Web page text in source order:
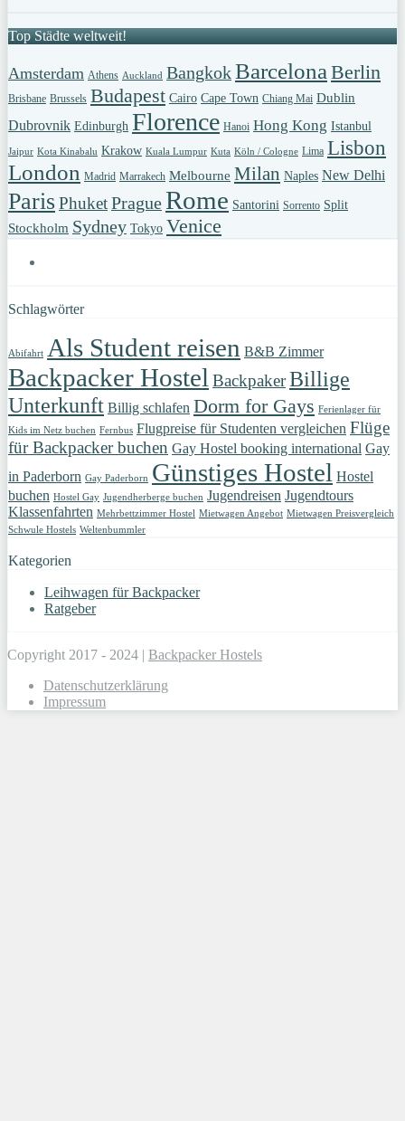
Top Städte weltweit!
Amsterdam Athens Auckland BangkokBarcelona Berlin
Brisbane Brussels Budapest Cairo Cape Town Chiang Mai Dublin
Dubrovnik Edinburgh Florence Hanoi Hong Kong Istanbul
Jaipur Kota Kinabalu Krakow Kuala Lumpur Kuta Köln / Cologne Lima Lisbon
London Madrid Marrakech Melbourne Milan Naples New Delhi
ParisPhuketPragueRome Santorini Sorrento Split
Stockholm Sydney Tokyo Venice
Schlagwörter
Abifahrt Als Student reisen B&B Zimmer
Backpacker Hostel BackpakerBillige
Unterkunft Billig schlafen Dorm for Gays Ferienlager für
Kids im Netz buchen Fernbus Flugpreise für Studenten vergleichen Flüge
für Backpacker buchen Gay Hostel booking international Gay
in Paderborn Gay Paderborn Günstiges Hostel Hostel
buchen Hostel Gay Jugendherberge buchen Jugendreisen Jugendtours
Klassenfahrten Mehrbettzimmer Hostel Mietwagen Angebot Mietwagen Preisvergleich
Schwule Hostels Weltenbummler
Kategorien
Leihwagen für Backpacker
Ratgeber
Copyright 2017 - 2024 | Backpacker Hostels
Datenschutzerklärung
Impressum